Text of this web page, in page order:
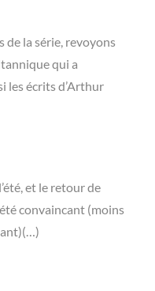
de la série, revoyons
qui a
les écrits d’Arthur
et le retour de
convaincant (moins